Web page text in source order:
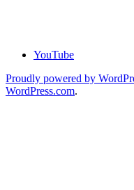
YouTube
Proudly powered by
WordPress.com.